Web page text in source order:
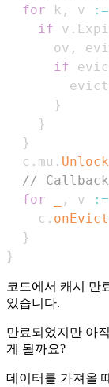
for k , v :=
if v .
      ov
,
if
}
}
}
  c
. mu . Unlock
//
for
, v :=
    c
.
}
}
코드에서 캐시 만
있습니다.
만료되었지만 아
게 될까요?
데이터를 가져올